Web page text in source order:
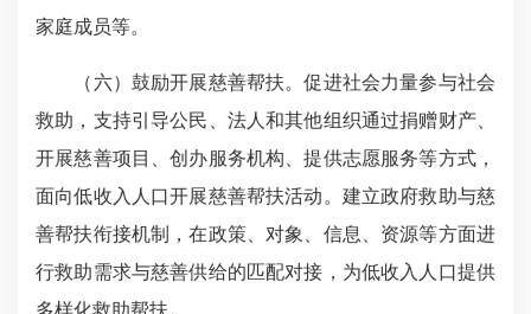
家庭成员等。
（六）鼓励开展慈善帮扶。促进社会力量参与社会
救助，支持引导公民、法人和其他组织通过捐赠财产、
开展慈善项目、创办服务机构、提供志愿服务等方式，
面向低收入人口开展慈善帮扶活动。建立政府救助与慈
善帮扶衔接机制，在政策、对象、信息、资源等方面进
行救助需求与慈善供给的匹配对接，为低收入人口提供
多样化救助帮扶。